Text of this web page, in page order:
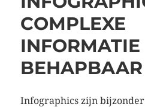
COMPLEXE
INFORMATIE
BEHAPBAAR
Infographics zijn